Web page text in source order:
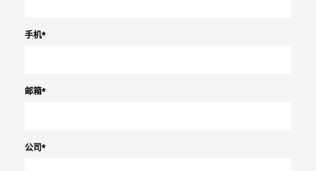
手机*
邮箱*
公司*